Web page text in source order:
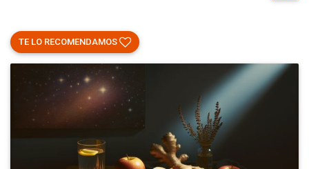
TE LO RECOMENDAMOS